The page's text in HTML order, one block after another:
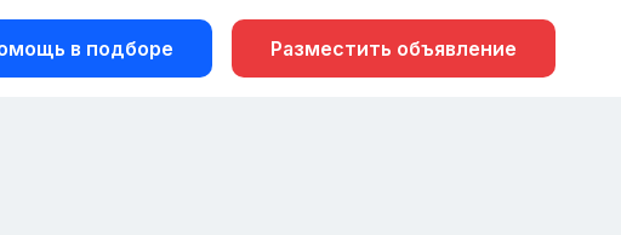
в подборе Разместить объявление